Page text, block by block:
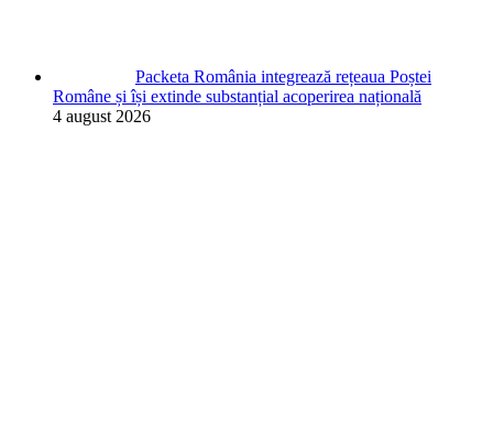
Packeta România integrează rețeaua Poștei
Române și își extinde substanțial acoperirea națională
4 august 2026